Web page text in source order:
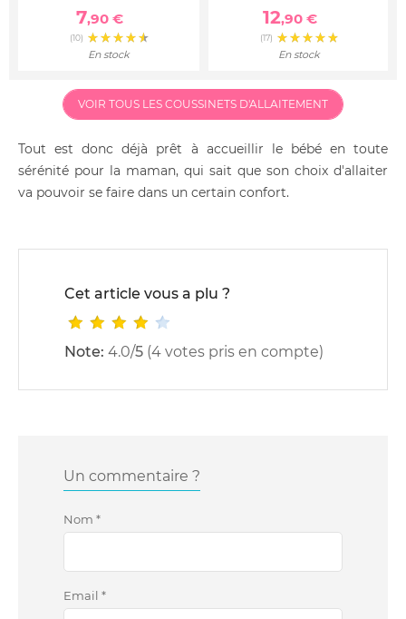
7,90 €
(10)
En stock
12,90 €
(17)
En stock
VOIR TOUS LES COUSSINETS D'ALLAITEMENT
Tout est donc déjà prêt à accueillir le bébé en toute
sérénité pour la maman, qui sait que son choix d'allaiter
va pouvoir se faire dans un certain confort.
Cet article vous a plu ?
Note: 4.0/5 (4 votes pris en compte)
Un commentaire ?
Nom *
Email *